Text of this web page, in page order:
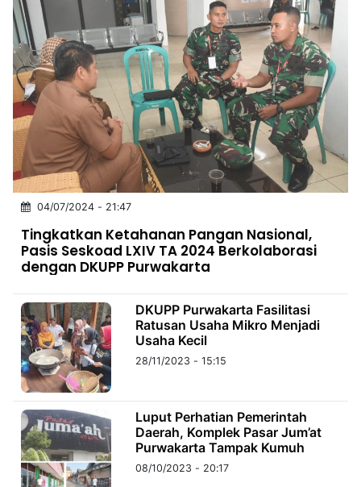
04/07/2024 - 21:47
Tingkatkan Ketahanan Pangan Nasional,
Pasis Seskoad LXIV TA 2024 Berkolaborasi
dengan DKUPP Purwakarta
DKUPP Purwakarta Fasilitasi
Ratusan Usaha Mikro Menjadi
Usaha Kecil
28/11/2023 - 15:15
Luput Perhatian Pemerintah
Daerah, Komplek Pasar Jum’at
Purwakarta Tampak Kumuh
08/10/2023 - 20:17